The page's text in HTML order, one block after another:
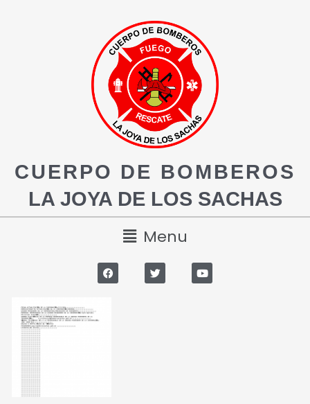
CUERPO DE BOMBEROS
LA JOYA DE LOS SACHAS
Menu